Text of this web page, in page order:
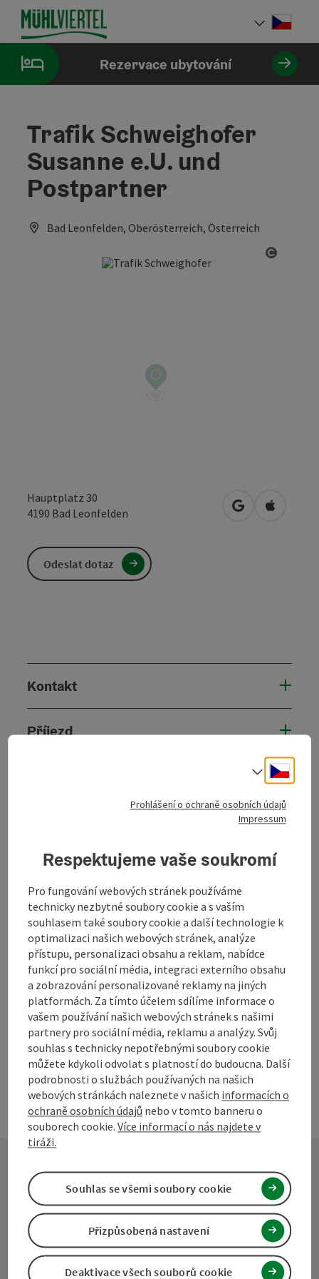
ObsahAccesskey
[0]
NavigaceAccesskey
[1]
Začátek stránky
Volba
Rezervace ubytování
Trafik Schweighofer
Susanne e.U. und
Postpartner
Bad Leonfelden, Oberösterreich, Österreich
Hauptplatz 30
4190 Bad Leonfelden Otevřít vOtevřít v
Kontakt
Příjezd
Odeslat dotaz
Označit příspěvek
přejít na poznámky
Vytvořit PDF
Vytisknout
příspěvek
V okolí
powered byTOURDATA Navrhnout změnu
Kontakt
Turistické sdružení Mühlviertel
Cesky
Volba
Prohlášení o ochraně osobních údajů
Impressum
Respektujeme vaše soukromí
Pro fungování webových stránek používáme
technicky nezbytné soubory cookie a s vaším
souhlasem také soubory cookie a další technologie k
optimalizaci našich webových stránek, analýze
přístupu, personalizaci obsahu a reklam, nabídce
funkcí pro sociální média, integraci externího obsahu
a zobrazování personalizované reklamy na jiných
platformách. Za tímto účelem sdílíme informace o
vašem používání našich webových stránek s našimi
partnery pro sociální média, reklamu a analýzy. Svůj
souhlas s technicky nepotřebnými soubory cookie
můžete kdykoli odvolat s platností do budoucna. Další
podrobnosti o službách používaných na našich
webových stránkách naleznete v našich informacích o
ochraně osobních údajů nebo v tomto banneru o
souborech cookie.Více informací o nás najdete v
tiráži.
Deaktivace všech souborů cookie
Přizpůsobená nastavení
Souhlas se všemi soubory cookie